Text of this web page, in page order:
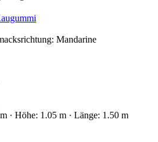
Mandarine
· Höhe: 1.05 m · Länge: 1.50 m